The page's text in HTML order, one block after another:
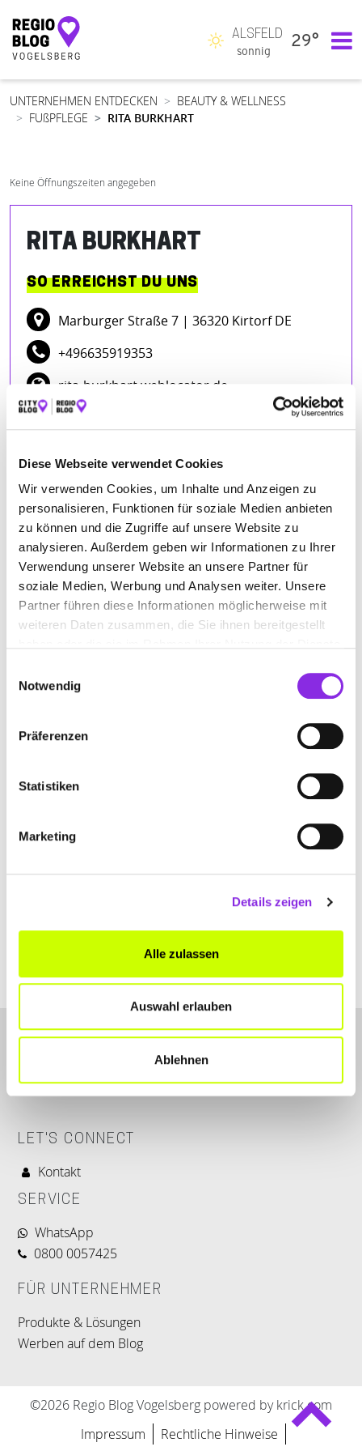
Diese Webseite verwendet Cookies
Wir verwenden Cookies, um Inhalte und Anzeigen zu
personalisieren, Funktionen für soziale Medien anbieten
zu können und die Zugriffe auf unsere Website zu
analysieren. Außerdem geben wir Informationen zu Ihrer
Verwendung unserer Website an unsere Partner für
soziale Medien, Werbung und Analysen weiter. Unsere
Partner führen diese Informationen möglicherweise mit
weiteren Daten zusammen, die Sie ihnen bereitgestellt
Notwendig
Präferenzen
Statistiken
Marketing
Details zeigen
Alle zulassen
Auswahl erlauben
Ablehnen
Hauptnavigation
ALSFELD
sonnig
29°
UNTERNEHMEN ENTDECKEN
BEAUTY & WELLNESS
FUßPFLEGE
RITA BURKHART
Keine Öffnungszeiten angegeben
RITA BURKHART
SO ERREICHST DU UNS
Marburger Straße 7 | 36320 Kirtorf DE
+496635919353
rita-burkhart.weblocator.de
BEWERTUNGEN
Ute Lehmann
– 24.08.2023
ANFAHRT
LET'S CONNECT
Kontakt
SERVICE
WhatsApp
0800 0057425
FÜR UNTERNEHMER
Produkte & Lösungen
Werben auf dem Blog
©2026 Regio Blog Vogelsberg powered by krick.com
Impressum
Rechtliche Hinweise